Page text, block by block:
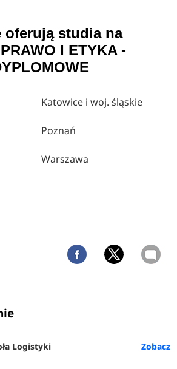
oferują studia na
I ETYKA -
Katowice i woj. śląskie
Poznań
Warszawa
Logistyki